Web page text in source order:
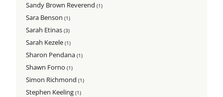
Sandy Brown Reverend(1)
Sara Benson(1)
Sarah Etinas(3)
Sarah Kezele(1)
Sharon Pendana(1)
Shawn Forno(1)
Simon Richmond(1)
Stephen Keeling(1)